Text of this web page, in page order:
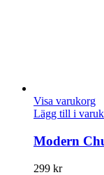
Visa varukorg
Lägg till i
Modern
299 kr